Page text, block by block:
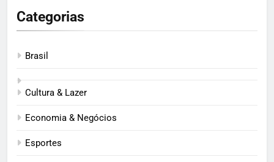
Categorias
Brasil
Cultura & Lazer
Economia & Negócios
Esportes